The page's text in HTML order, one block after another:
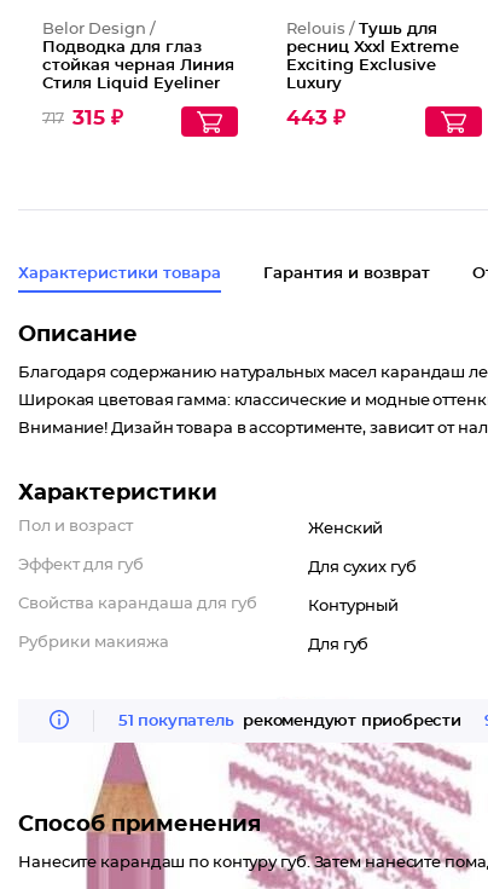
Belor Design /
Подводка для глаз
стойкая черная Линия
Стиля Liquid Eyeliner
717 315 ₽
Relouis / Тушь для
ресниц Xxxl Extreme
Exciting Exclusive
Luxury
443 ₽
Характеристики товара Гарантия и возврат
Описание
Благодаря содержанию натуральных масел карандаш
Широкая цветовая гамма: классические и модные
Внимание! Дизайн товара в ассортименте, зависит от
Характеристики
Пол и возраст Женский
Эффект для губ Для сухих губ
Свойства карандаша для губ Контурный
Рубрики макияжа Для губ
51 покупатель рекомендуют приобрести
Способ применения
Нанесите карандаш по контуру губ. Затем нанесите